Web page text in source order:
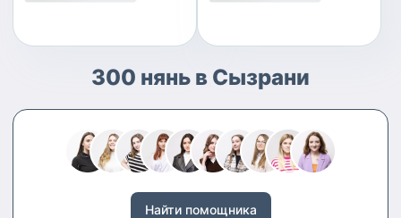
300 нянь в Сызрани
Найти помощника